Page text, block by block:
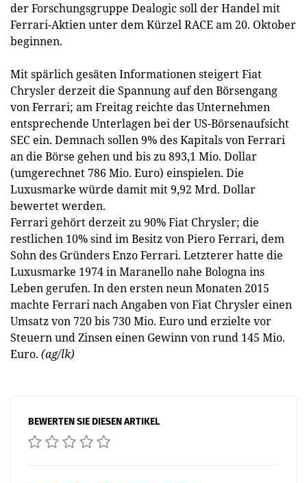
der Forschungsgruppe Dealogic soll der Handel mit
Ferrari-Aktien unter dem Kürzel RACE am 20. Oktober
beginnen.
Mit spärlich gesäten Informationen steigert Fiat
Chrysler derzeit die Spannung auf den Börsengang
von Ferrari; am Freitag reichte das Unternehmen
entsprechende Unterlagen bei der US-Börsenaufsicht
SEC ein. Demnach sollen 9% des Kapitals von Ferrari
an die Börse gehen und bis zu 893,1 Mio. Dollar
(umgerechnet 786 Mio. Euro) einspielen. Die
Luxusmarke würde damit mit 9,92 Mrd. Dollar
bewertet werden.
Ferrari gehört derzeit zu 90% Fiat Chrysler; die
restlichen 10% sind im Besitz von Piero Ferrari, dem
Sohn des Gründers Enzo Ferrari. Letzterer hatte die
Luxusmarke 1974 in Maranello nahe Bologna ins
Leben gerufen. In den ersten neun Monaten 2015
machte Ferrari nach Angaben von Fiat Chrysler einen
Umsatz von 720 bis 730 Mio. Euro und erzielte vor
Steuern und Zinsen einen Gewinn von rund 145 Mio.
Euro. (ag/lk)
BEWERTEN SIE DIESEN ARTIKEL